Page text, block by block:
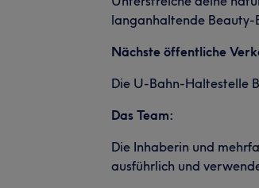
langanhaltende Beauty-
Nächste öffentliche
Die U-Bahn-Haltestelle
Das Team:
Die Inhaberin und
ausführlich und